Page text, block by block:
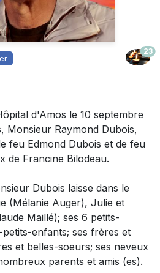
23
d'Amos le 10 septembre
Monsieur Raymond Dubois,
feu Edmond Dubois et de feu
de Francine Bilodeau.
Dubois laisse dans le
(Mélanie Auger), Julie et
Maillé); ses 6 petits-
enfants; ses frères et
et belles-soeurs; ses neveux
parents et amis (es).